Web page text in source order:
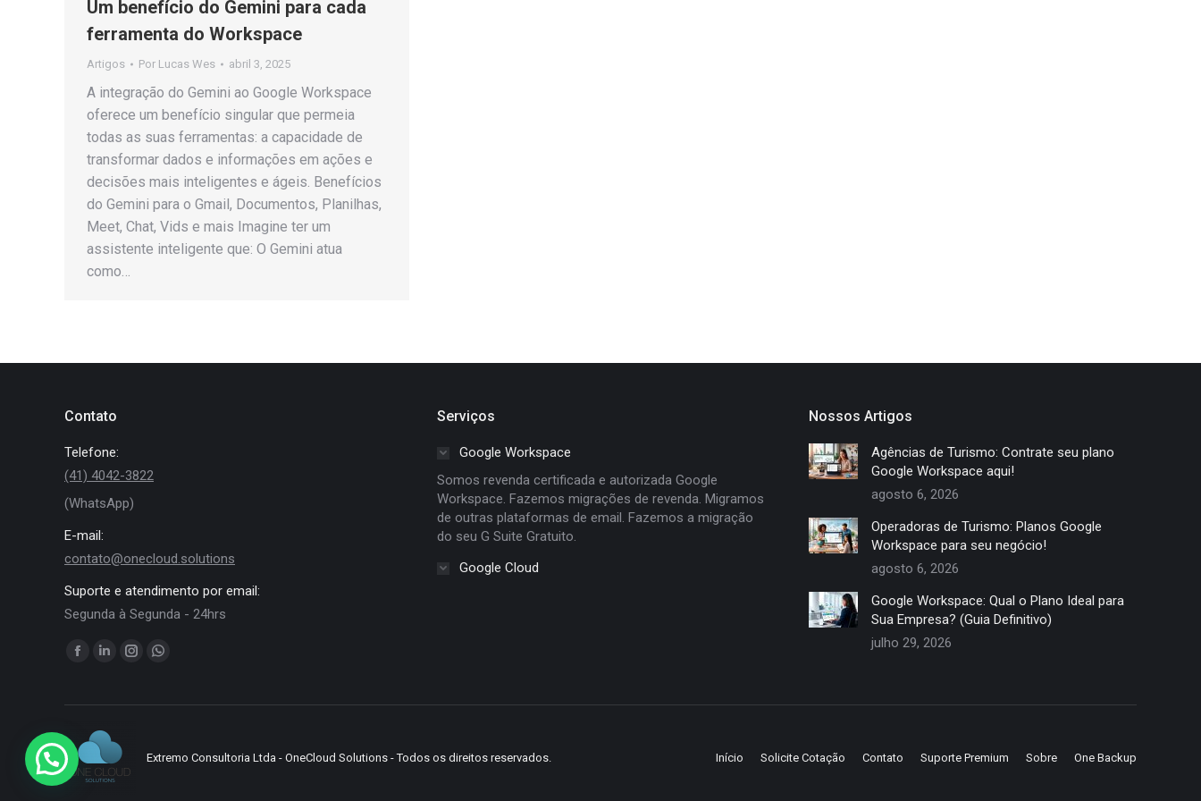
Um benefício do Gemini para cada
ferramenta do Workspace
Artigos Por Lucas Wes abril 3, 2025
A integração do Gemini ao Google Workspace
oferece um benefício singular que permeia
todas as suas ferramentas: a capacidade de
transformar dados e informações em ações e
decisões mais inteligentes e ágeis. Benefícios
do Gemini para o Gmail, Documentos, Planilhas,
Meet, Chat, Vids e mais Imagine ter um
assistente inteligente que: O Gemini atua
como…
Contato
Telefone:
(41) 4042-3822
(WhatsApp)
E-mail:
contato@onecloud.solutions
Suporte e atendimento por email:
Segunda à Segunda - 24hrs
Encontre-nos em:
Facebook
opens
new
window
Linkedin
opens
in
new
window
Instagram
opens
new
window
Whatsapp
opens
new
Serviços
Google Workspace
Somos revenda certificada e autorizada Google
Workspace. Fazemos migrações de revenda. Migramos
de outras plataformas de email. Fazemos a migração
do seu G Suite Gratuito.
Google Cloud
Nossos Artigos
Agências de Turismo: Contrate seu plano
Google Workspace aqui!
agosto 6, 2026
Operadoras de Turismo: Planos Google
Workspace para seu negócio!
agosto 6, 2026
Google Workspace: Qual o Plano Ideal para
Sua Empresa? (Guia Definitivo)
julho 29, 2026
Extremo Consultoria Ltda - OneCloud Solutions - Todos os direitos reservados. Início Solicite Cotação Contato Suporte Premium Sobre One Backup